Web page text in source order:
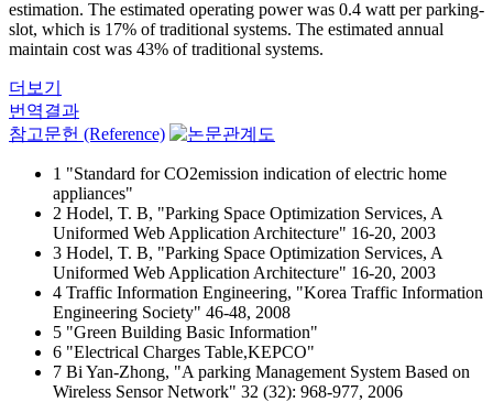
estimation. The estimated operating power was 0.4 watt per parking-
slot, which is 17% of traditional systems. The estimated annual
maintain cost was 43% of traditional systems.
더보기
번역결과
참고문헌 (Reference)
1 "Standard for CO2emission indication of electric home
appliances"
2 Hodel, T. B, "Parking Space Optimization Services, A
Uniformed Web Application Architecture" 16-20, 2003
3 Hodel, T. B, "Parking Space Optimization Services, A
Uniformed Web Application Architecture" 16-20, 2003
4 Traffic Information Engineering, "Korea Traffic Information
Engineering Society" 46-48, 2008
5 "Green Building Basic Information"
6 "Electrical Charges Table,KEPCO"
7 Bi Yan-Zhong, "A parking Management System Based on
Wireless Sensor Network" 32 (32): 968-977, 2006